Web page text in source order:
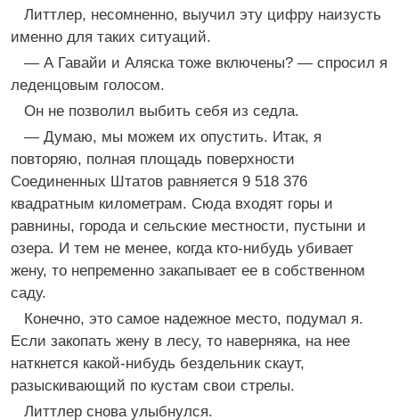
Литтлер, несомненно, выучил эту цифру наизусть
именно для таких ситуаций.
— А Гавайи и Аляска тоже включены? — спросил я
леденцовым голосом.
Он не позволил выбить себя из седла.
— Думаю, мы можем их опустить. Итак, я
повторяю, полная площадь поверхности
Соединенных Штатов равняется 9 518 376
квадратным километрам. Сюда входят горы и
равнины, города и сельские местности, пустыни и
озера. И тем не менее, когда кто-нибудь убивает
жену, то непременно закапывает ее в собственном
саду.
Конечно, это самое надежное место, подумал я.
Если закопать жену в лесу, то наверняка, на нее
наткнется какой-нибудь бездельник скаут,
разыскивающий по кустам свои стрелы.
Литтлер снова улыбнулся.